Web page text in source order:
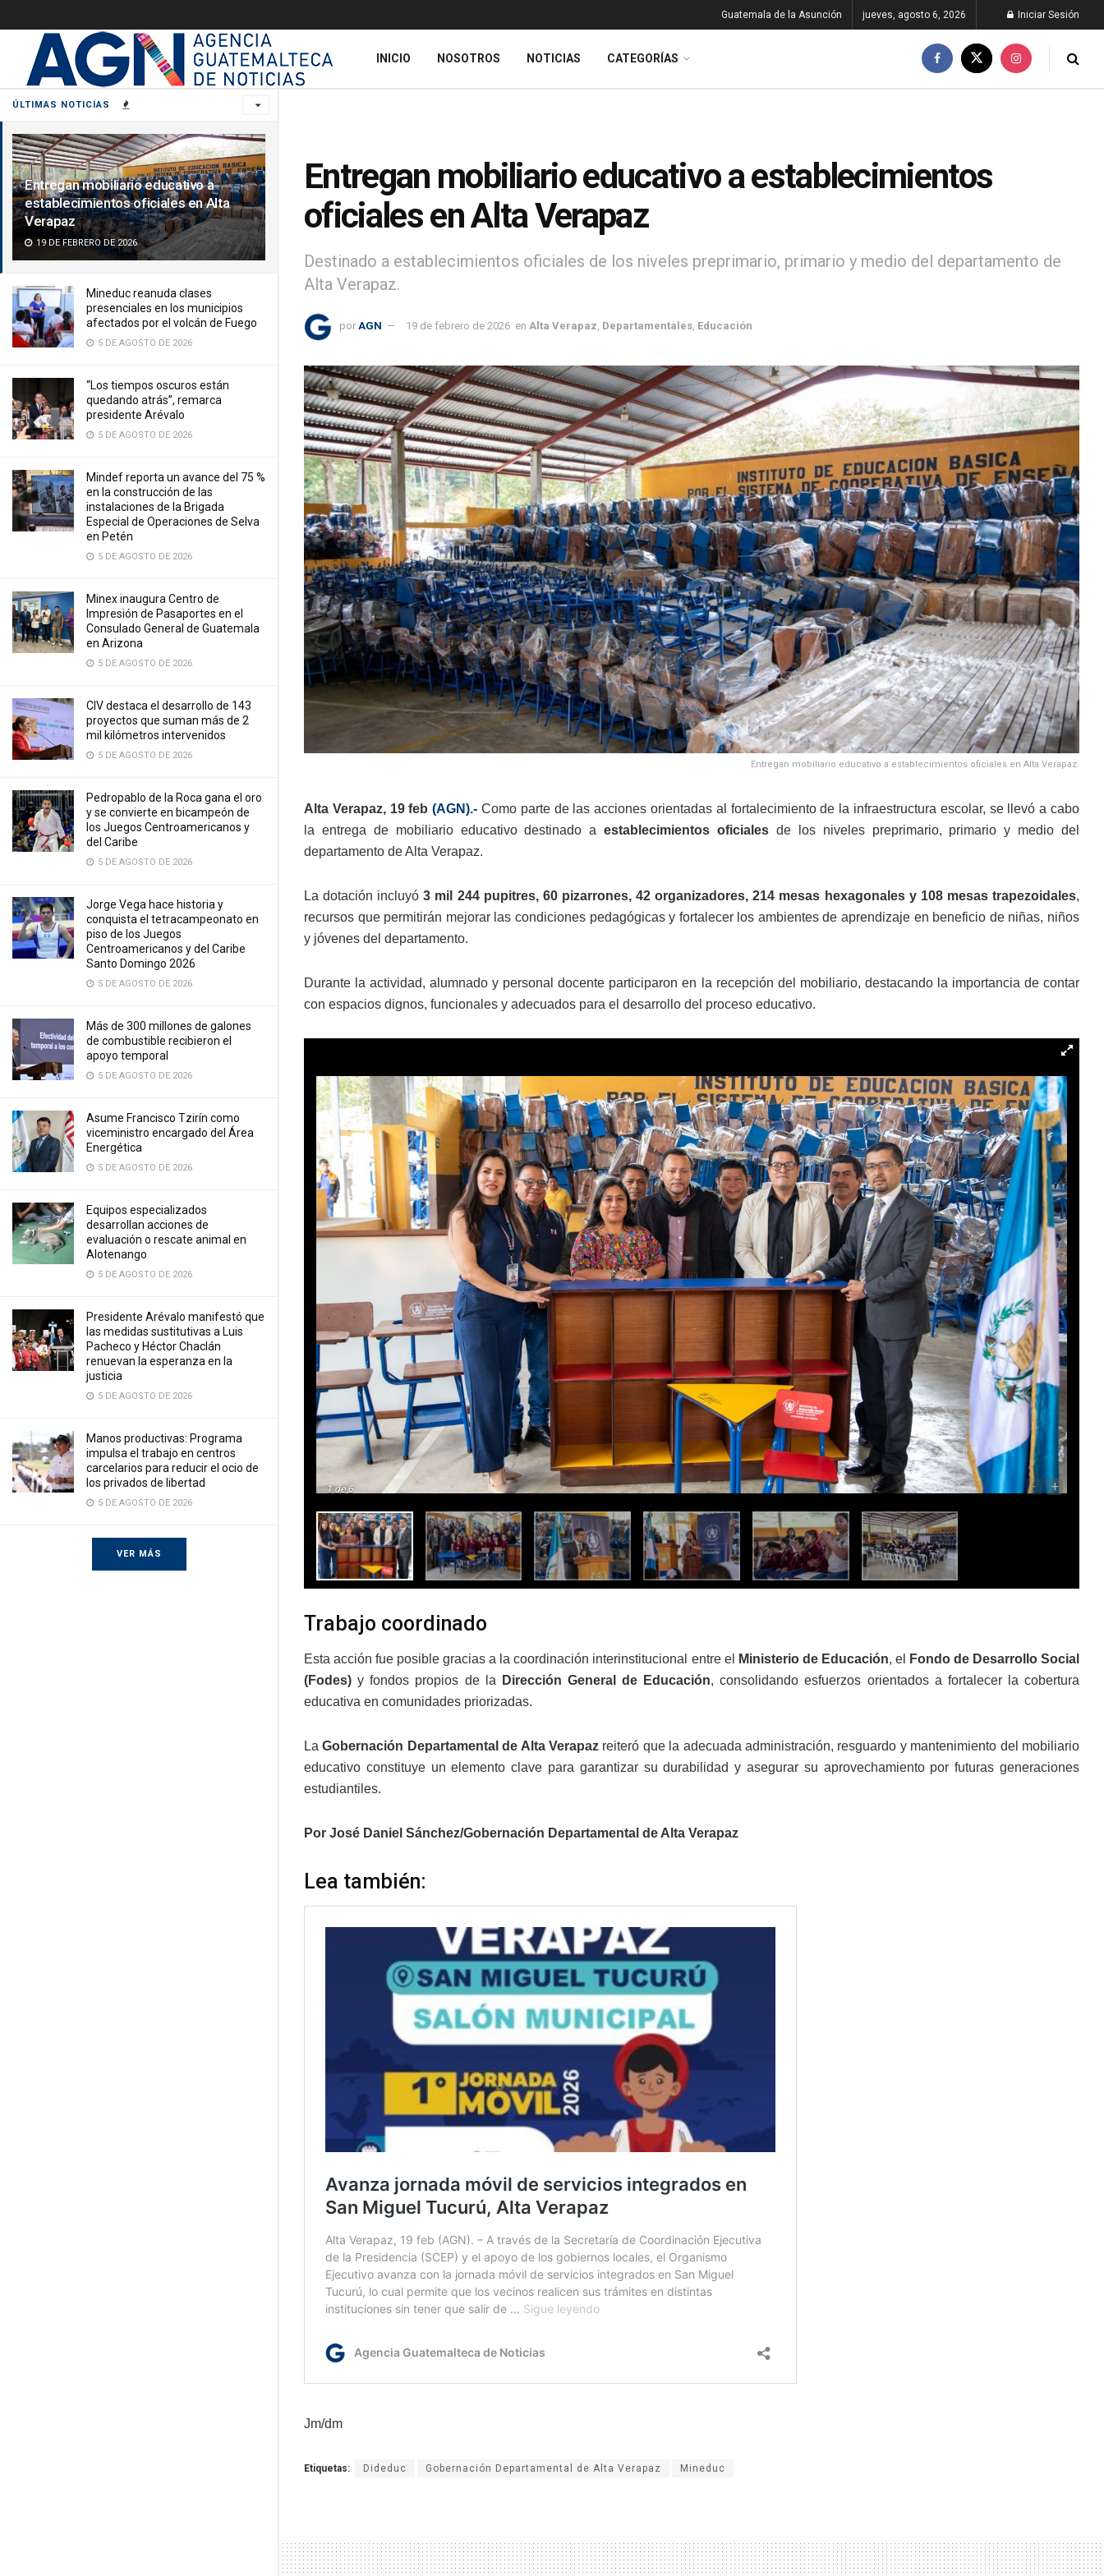
ÚLTIMAS NOTICIAS
Entregan mobiliario educativo a
establecimientos oficiales en Alta
Verapaz
19 DE FEBRERO DE 2026
Mineduc reanuda clases
presenciales en los municipios
afectados por el volcán de Fuego
5 DE AGOSTO DE 2026
“Los tiempos oscuros están
quedando atrás”, remarca
presidente Arévalo
5 DE AGOSTO DE 2026
Mindef reporta un avance del 75 %
en la construcción de las
instalaciones de la Brigada
Especial de Operaciones de Selva
en Petén
5 DE AGOSTO DE 2026
Minex inaugura Centro de
Impresión de Pasaportes en el
Consulado General de Guatemala
en Arizona
5 DE AGOSTO DE 2026
CIV destaca el desarrollo de 143
proyectos que suman más de 2
mil kilómetros intervenidos
5 DE AGOSTO DE 2026
Pedropablo de la Roca gana el oro
y se convierte en bicampeón de
los Juegos Centroamericanos y
del Caribe
5 DE AGOSTO DE 2026
Jorge Vega hace historia y
conquista el tetracampeonato en
piso de los Juegos
Centroamericanos y del Caribe
Santo Domingo 2026
5 DE AGOSTO DE 2026
Más de 300 millones de galones
de combustible recibieron el
apoyo temporal
5 DE AGOSTO DE 2026
Asume Francisco Tzirín como
viceministro encargado del Área
Energética
5 DE AGOSTO DE 2026
Equipos especializados
desarrollan acciones de
evaluación o rescate animal en
Alotenango
5 DE AGOSTO DE 2026
Presidente Arévalo manifestó que
las medidas sustitutivas a Luis
Pacheco y Héctor Chaclán
renuevan la esperanza en la
justicia
5 DE AGOSTO DE 2026
Manos productivas: Programa
impulsa el trabajo en centros
carcelarios para reducir el ocio de
los privados de libertad
5 DE AGOSTO DE 2026
VER MÁS
Guatemala de la Asunción jueves, agosto 6, 2026 Iniciar Sesión
INICIO NOSOTROS NOTICIAS CATEGORÍAS
Entregan mobiliario educativo a establecimientos
oficiales en Alta Verapaz
Destinado a establecimientos oficiales de los niveles preprimario, primario y medio del departamento de
Alta Verapaz.
por AGN 19 de febrero de 2026 en Alta Verapaz Departamentales Educación
Entregan mobiliario educativo a establecimientos oficiales en Alta Verapaz.
Alta Verapaz, 19 feb(AGN).- Como parte de las acciones orientadas al fortalecimiento de la infraestructura escolar, se llevó a cabo
la entrega de mobiliario educativo destinado aestablecimientos oficiales de los niveles preprimario, primario y medio del
departamento de Alta Verapaz.
La dotación incluyó3 mil 244 pupitres, 60 pizarrones, 42 organizadores, 214 mesas hexagonales y 108 mesas trapezoidales,
recursos que permitirán mejorar las condiciones pedagógicas y fortalecer los ambientes de aprendizaje en beneficio de niñas, niños
y jóvenes del departamento.
Durante la actividad, alumnado y personal docente participaron en la recepción del mobiliario, destacando la importancia de contar
con espacios dignos, funcionales y adecuados para el desarrollo del proceso educativo.
1de 6 - +
Trabajo coordinado
Esta acción fue posible gracias a la coordinación interinstitucional entre el Ministerio de Educación, el
Fondo de Desarrollo Social
(Fodes) y fondos propios de la Dirección General de Educación, consolidando esfuerzos orientados a fortalecer la cobertura
educativa en comunidades priorizadas.
La Gobernación Departamental de Alta Verapaz reiteró que la adecuada administración, resguardo y mantenimiento del mobiliario
educativo constituye un elemento clave para garantizar su durabilidad y asegurar su aprovechamiento por futuras generaciones
estudiantiles.
Por José Daniel Sánchez/Gobernación Departamental de Alta Verapaz
Lea también:
Jm/dm
Etiquetas: Dideduc Gobernación Departamental de Alta Verapaz Mineduc